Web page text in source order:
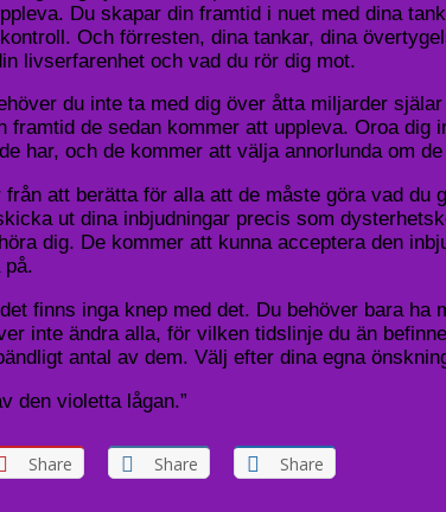
Du skapar din framtid i nuet med dina
Och förresten, dina tankar, dina
livserfarenhet och vad du rör dig mot.
du inte ta med dig över åtta miljarder
de sedan kommer att uppleva. Oroa
har, och de kommer att välja annorlunda om
att berätta för alla att de måste göra vad
ut dina inbjudningar precis som
dig. De kommer att kunna acceptera den
på.
finns inga knep med det. Du behöver bara
inte ändra alla, för vilken tidslinje du än
antal av dem. Välj efter dina egna
den violetta lågan.”
Share Share Share